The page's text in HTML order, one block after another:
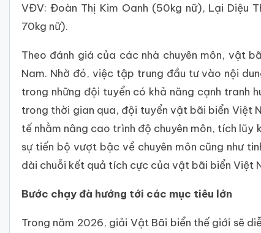
VĐV: Đoàn Thị Kim Oanh (50kg nữ), Lại Diệu
70kg nữ).
Theo đánh giá của các nhà chuyên môn, vật
Nam. Nhờ đó, việc tập trung đầu tư vào nội
trong những đội tuyển có khả năng cạnh tranh
trong thời gian qua, đội tuyển vật bãi biển Việt
tế nhằm nâng cao trình độ chuyên môn, tích lũy
sự tiến bộ vượt bậc về chuyên môn cũng như
dài chuỗi kết quả tích cực của vật bãi biển Việt
Bước chạy đà hướng tới các mục tiêu lớn
Trong năm 2026, giải Vật Bãi biển thế giới sẽ